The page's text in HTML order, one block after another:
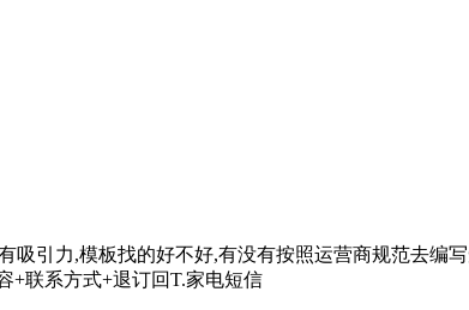
引力,模板找的好不好,有没有按照运营商规范去编
+联系方式+退订回T.家电短信